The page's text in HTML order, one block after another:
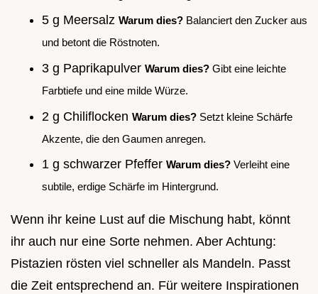
5 g Meersalz Warum dies? Balanciert den Zucker aus
und betont die Röstnoten.
3 g Paprikapulver Warum dies? Gibt eine leichte
Farbtiefe und eine milde Würze.
2 g Chiliflocken Warum dies? Setzt kleine Schärfe
Akzente, die den Gaumen anregen.
1 g schwarzer Pfeffer Warum dies? Verleiht eine
subtile, erdige Schärfe im Hintergrund.
Wenn ihr keine Lust auf die Mischung habt, könnt
ihr auch nur eine Sorte nehmen. Aber Achtung:
Pistazien rösten viel schneller als Mandeln. Passt
die Zeit entsprechend an. Für weitere Inspirationen